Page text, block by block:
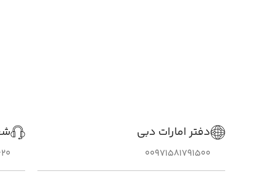
دفتر امارات دبی
00971581791500